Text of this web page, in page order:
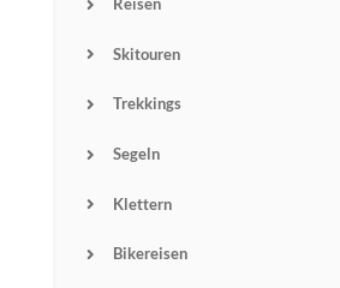
Skitouren
Trekkings
Segeln
Klettern
Bikereisen